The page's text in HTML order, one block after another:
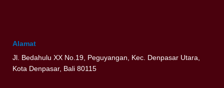
Alamat
Jl. Bedahulu XX No.19, Peguyangan, Kec. Denpasar Utara,
Kota Denpasar, Bali 80115